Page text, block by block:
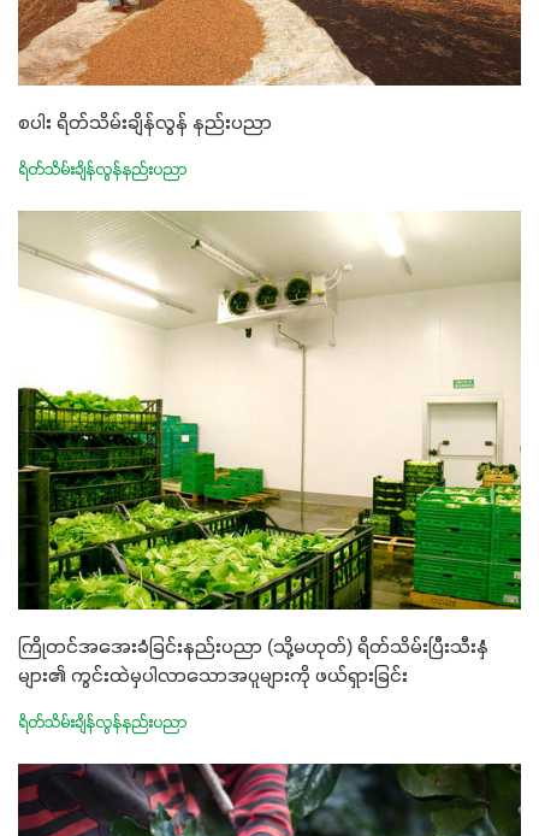
စပါး ရိတ်သိမ်းချိန်လွန် နည်းပညာ
ရိတ်သိမ်းချိန်လွန်နည်းပညာ
ကြိုတင်အအေးခံခြင်းနည်းပညာ (သို့မဟုတ်) ရိတ်သိမ်းပြီးသီးနှံ
များ၏ ကွင်းထဲမှပါလာသောအပူများကို ဖယ်ရှားခြင်း
ရိတ်သိမ်းချိန်လွန်နည်းပညာ